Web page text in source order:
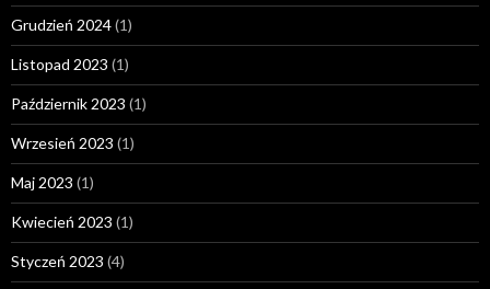
Grudzień 2024(1)
Listopad 2023 (1)
Październik 2023 (1)
Wrzesień 2023 (1)
Maj 2023 (1)
Kwiecień 2023 (1)
Styczeń 2023 (4)